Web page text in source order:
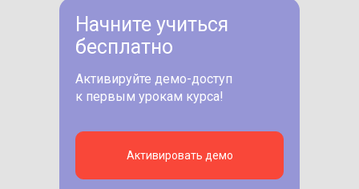
Начните учиться
бесплатно
Активировать демо
Активируйте демо-доступ
к первым урокам курса!